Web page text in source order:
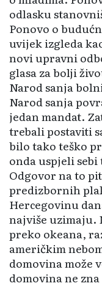
odlasku
Ponovo o
uvijek izgleda
novi upravni
glasa za bolji
Narod sanja
Narod sanja
jedan mandat.
trebali postaviti
bilo tako teško
onda uspjeli
Odgovor na to
predizbornih
Hercegovinu
najviše uzimaju.
preko okeana,
američkim
domovina može
domovina ne